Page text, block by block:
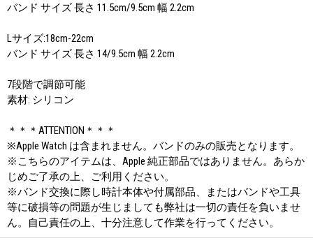
バンド サイズ 長さ 11.5cm/9.5cm 幅 2.2cm
Lサイズ:18cm-22cm
バンド サイズ 長さ 14/9.5cm 幅 2.2cm
7段階で調節可能
素材: シリコン
＊＊＊ATTENTION＊＊＊
※Apple Watch は含まれません。バンドのみの販売となります。
※こちらのアイテムは、Apple 純正部品ではありません。あらか
じめご了承の上、ご利用ください。
※バンド交換に際し時計本体や付属部品、またはバンドや工具
等に破損等の問題が生じましても弊社は一切の責任を負いませ
ん。自己責任の上、十分注意して作業を行ってください。